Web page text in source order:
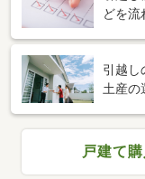
どを流
引越し
土産の
戸建て